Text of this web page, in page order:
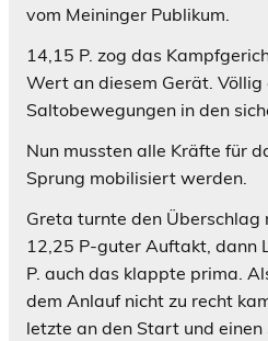
vom Meininger Publikum.
14,15 P. zog das
Wert an diesem Gerät.
Saltobewegungen in den
Nun mussten alle Kräfte für
Sprung mobilisiert werden.
Greta turnte den Überschlag
12,25 P-guter Auftakt, dann
P. auch das klappte prima.
dem Anlauf nicht zu recht
letzte an den Start und